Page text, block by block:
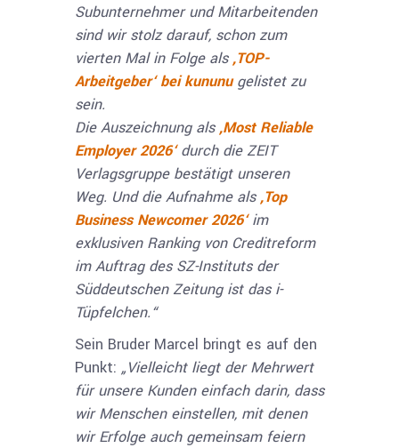
Subunternehmer und Mitarbeitenden
sind wir stolz darauf, schon zum
vierten Mal in Folge als,TOP-
Arbeitgeber‘ bei kununugelistet zu
sein.
Die Auszeichnung als,Most Reliable
Employer 2026‘durch die ZEIT
Verlagsgruppe bestätigt unseren
Weg. Und die Aufnahme als,Top
Business Newcomer 2026‘im
exklusiven Ranking von Creditreform
im Auftrag des SZ-Instituts der
Süddeutschen Zeitung ist das i-
Tüpfelchen.“
Sein Bruder Marcel bringt es auf den
Punkt: „Vielleicht liegt der Mehrwert
für unsere Kunden einfach darin, dass
wir Menschen einstellen, mit denen
wir Erfolge auch gemeinsam feiern